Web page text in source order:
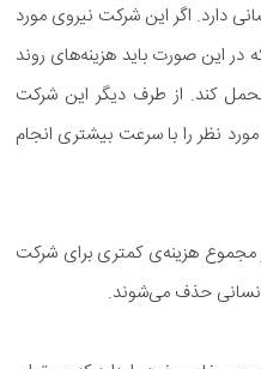
دارد. اگر این شرکت نیروی مورد
در این صورت باید هزینه‌های روند
تحمل کند. از طرف دیگر این شرکت
نظر را با سرعت بیشتری انجام
مجموع هزینه‌ی کمتری برای شرکت
انسانی حذف می‌شوند.